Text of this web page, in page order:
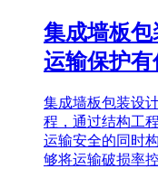
集成墙板
运输保护有
集成墙板包装设
程，通过结构工
运输安全的同时
够将运输破损率